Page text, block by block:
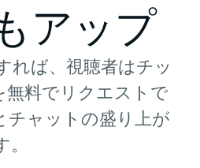
アップ
れば、視聴者はチッ
無料でリクエストで
チャットの盛り上が